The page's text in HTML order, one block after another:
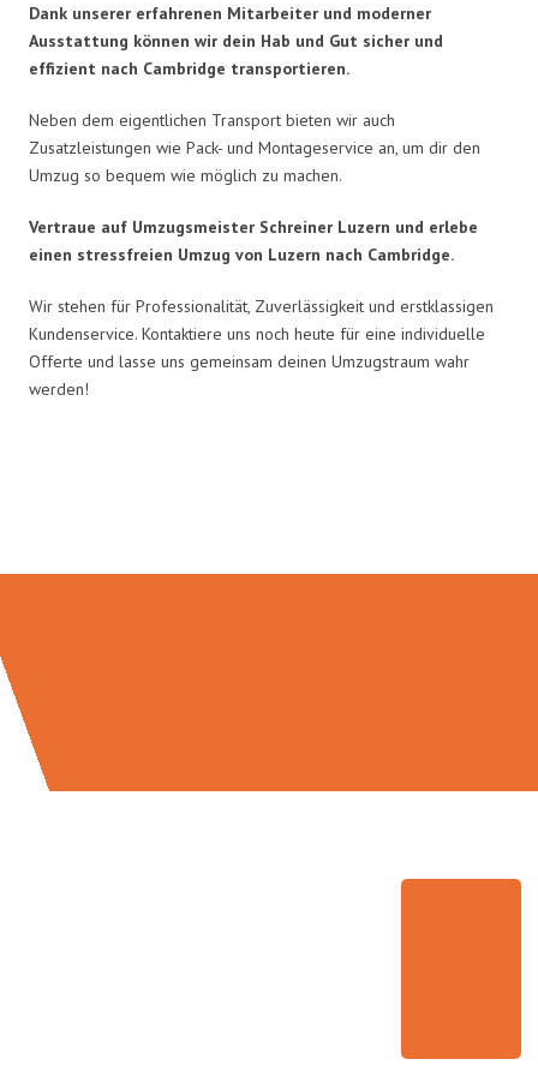
Dank unserer erfahrenen Mitarbeiter und moderner
Ausstattung können wir dein Hab und Gut sicher und
effizient nach Cambridge transportieren.
Neben dem eigentlichen Transport bieten wir auch
Zusatzleistungen wie Pack- und Montageservice an, um dir den
Umzug so bequem wie möglich zu machen.
Vertraue auf Umzugsmeister Schreiner Luzern und erlebe
einen stressfreien Umzug von Luzern nach Cambridge.
Wir stehen für Professionalität, Zuverlässigkeit und erstklassigen
Kundenservice. Kontaktiere uns noch heute für eine individuelle
Offerte und lasse uns gemeinsam deinen Umzugstraum wahr
werden!